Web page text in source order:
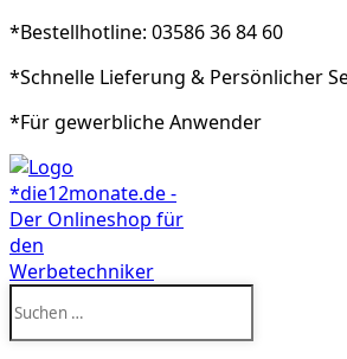
*Bestellhotline: 03586 36 84 60
*Schnelle Lieferung & Persönlicher
*Für gewerbliche Anwender
nach: